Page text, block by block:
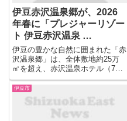
伊豆赤沢温泉郷が、2026
年春に「プレジャーリゾー
ト 伊豆赤沢温泉 …
伊豆の豊かな自然に囲まれた「赤
沢温泉郷」は、全体敷地約25万
㎡を超え、赤沢温泉ホテル（77
室）や赤沢迎賓館（15室）など
の宿泊施設、海と空が一体となる
露天風呂を備えた日帰り温泉館、
伊豆半島の清らかな海水を活用し
たスパやプールなど、多彩な施
伊豆市